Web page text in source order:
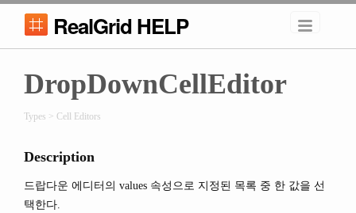
RealGrid HELP
DropDownCellEditor
Types > Cell Editors
Description
드랍다운 에디터의 values 속성으로 지정된 목록 중 한 값을 선
택한다.